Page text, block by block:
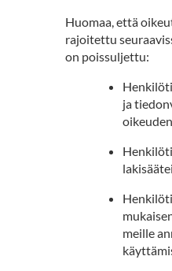
Huomaa, että
rajoitettu
on poissuljettu:
ja
meille